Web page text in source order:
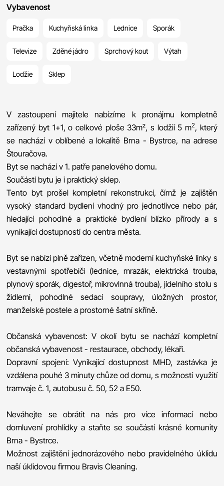
Vybavenost
Pračka Kuchyňská linka Lednice Sporák
Televize Zděné jádro Sprchový kout Výtah
Lodžie Sklep
V zastoupení majitele nabízíme k pronájmu kompletně
zařízený byt 1+1, o celkové ploše 33m², s lodžií 5 m2, který
se nachází v oblíbené a lokalitě Brna - Bystrce, na adrese
Štouračova.
Byt se nachází v 1. patře panelového domu.
Součástí bytu je i praktický sklep.
Tento byt prošel kompletní rekonstrukcí, čímž je zajištěn
vysoký standard bydlení vhodný pro jednotlivce nebo pár,
hledající pohodlné a praktické bydlení blízko přírody a s
vynikající dostupností do centra města.
Byt se nabízí plně zařízen, včetně moderní kuchyňské linky s
vestavnými spotřebiči (lednice, mrazák, elektrická trouba,
plynový sporák, digestoř, mikrovlnná trouba), jídelního stolu s
židlemi, pohodlné sedací soupravy, úložných prostor,
manželské postele a prostorné šatní skříně.
Občanská vybavenost: V okolí bytu se nachází kompletní
občanská vybavenost - restaurace, obchody, lékaři.
Dopravní spojení: Vynikající dostupnost MHD, zastávka je
vzdálena pouhé 3 minuty chůze od domu, s možností využití
tramvaje č. 1, autobusu č. 50, 52 a E50.
Neváhejte se obrátit na nás pro více informací nebo
domluvení prohlídky a staňte se součástí krásné komunity
Brna - Bystrce.
Možnost zajištění jednorázového nebo pravidelného úklidu
naší úklidovou firmou Bravis Cleaning.